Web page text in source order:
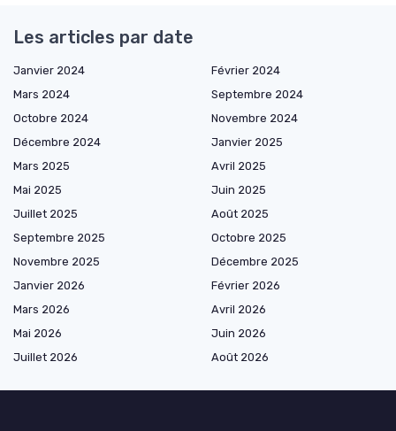
Les articles par date
Janvier 2024
Février 2024
Mars 2024
Septembre 2024
Octobre 2024
Novembre 2024
Décembre 2024
Janvier 2025
Mars 2025
Avril 2025
Mai 2025
Juin 2025
Juillet 2025
Août 2025
Septembre 2025
Octobre 2025
Novembre 2025
Décembre 2025
Janvier 2026
Février 2026
Mars 2026
Avril 2026
Mai 2026
Juin 2026
Juillet 2026
Août 2026